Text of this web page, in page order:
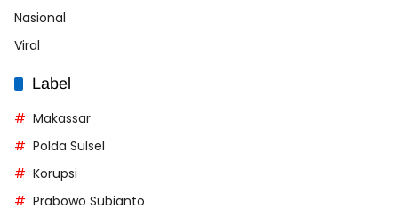
Nasional
Viral
Label
Makassar
Polda Sulsel
Korupsi
Prabowo Subianto